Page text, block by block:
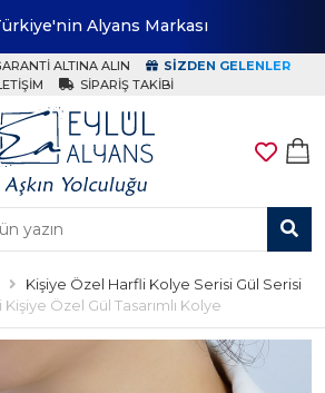
Alyans Markası
ALTINA ALIN
SIZDEN GELENLER
SIPARIŞ TAKIBI
Kişiye Özel Harfli Kolye Serisi Gül Serisi
Kişiye Özel Gül Tasarımlı Kolye